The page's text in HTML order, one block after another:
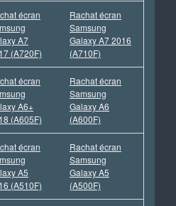
écran
A7
(A720F)
Rachat écran
Samsung
Galaxy A7 2016
(A710F)
écran
A6+
(A605F)
Rachat écran
Samsung
Galaxy A6
(A600F)
écran
A5
(A510F)
Rachat écran
Samsung
Galaxy A5
(A500F)